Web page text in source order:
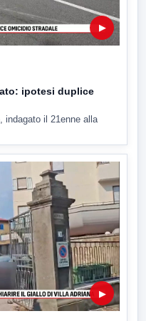
▶
ipotesi duplice
indagato il 21enne alla
▶